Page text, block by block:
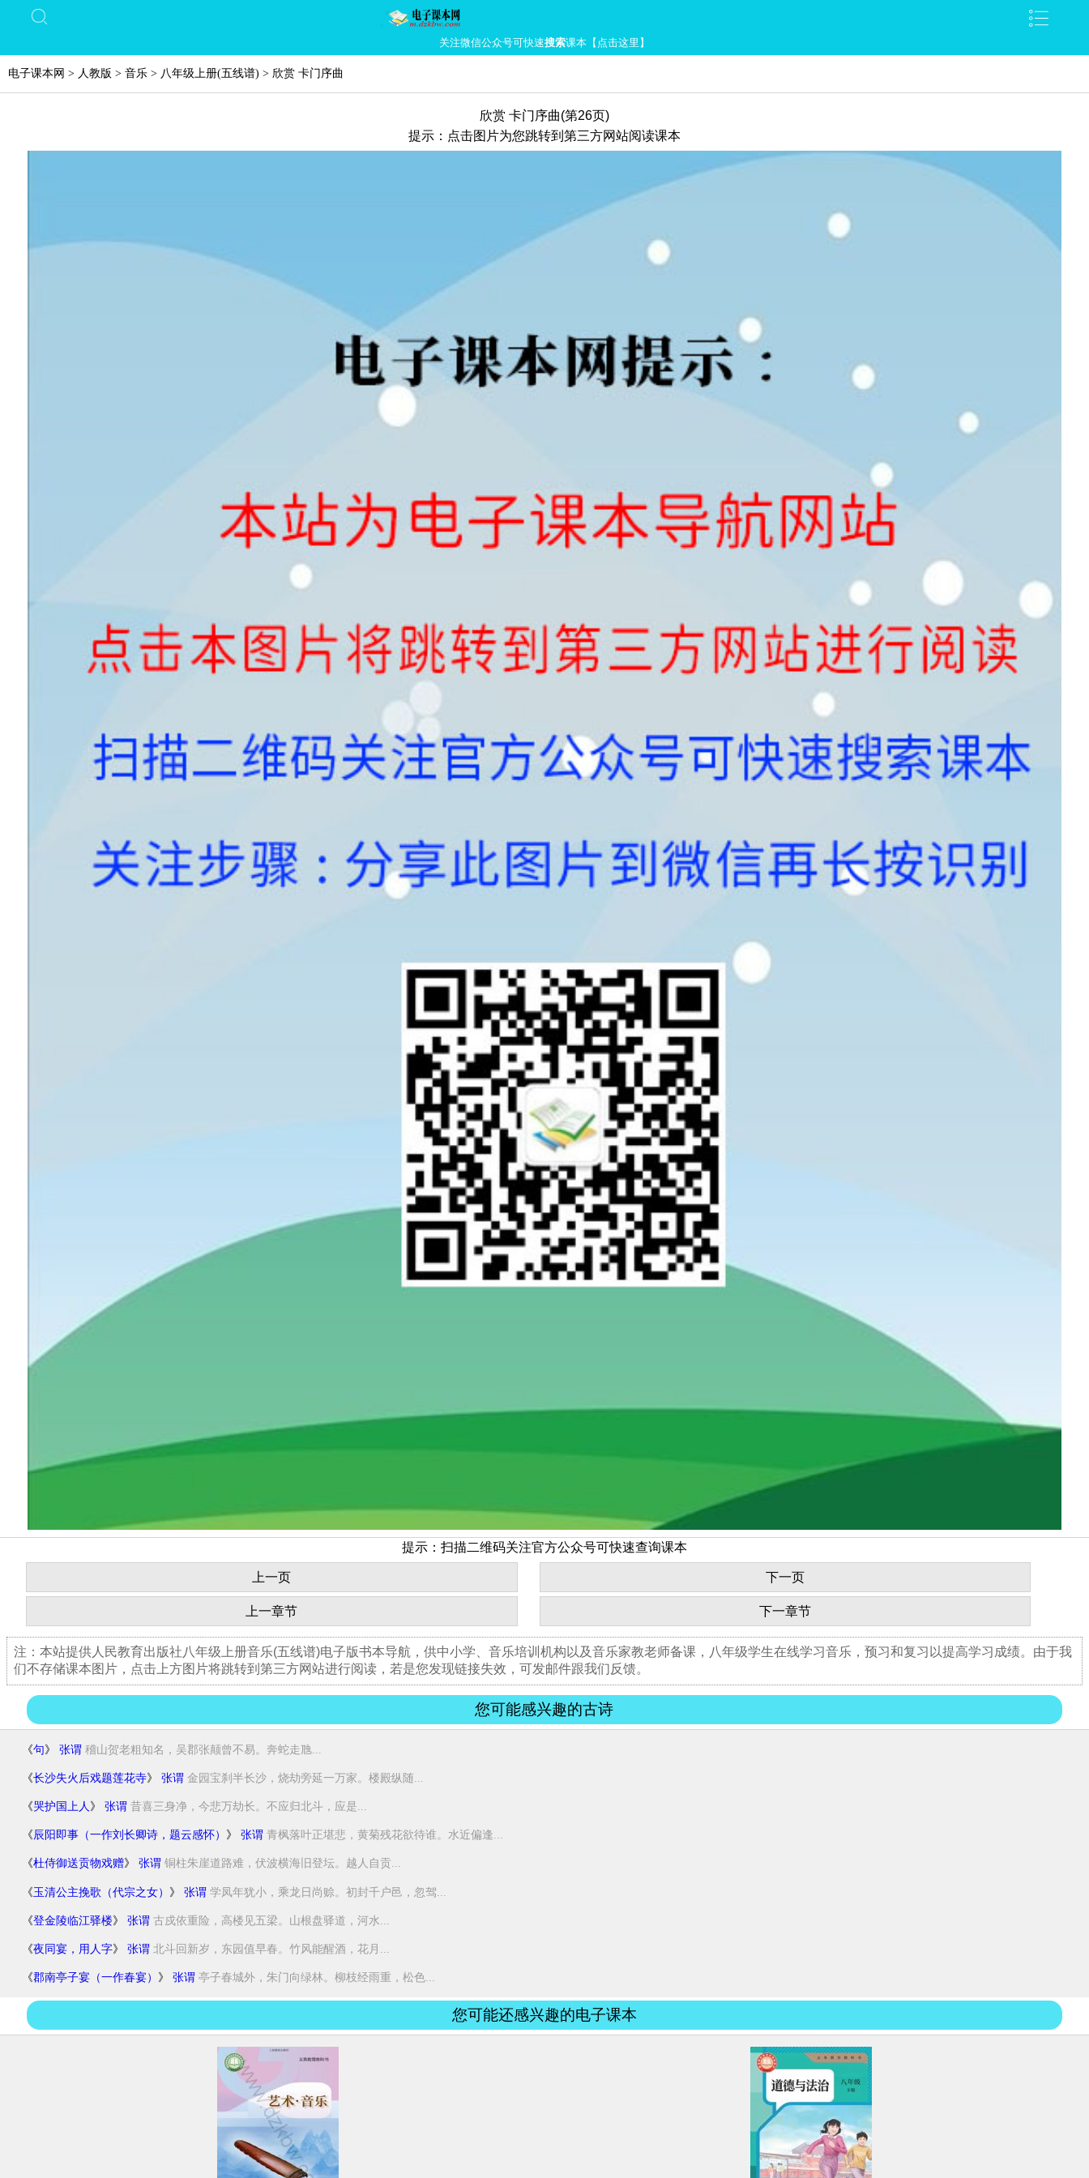
关注微信公众号可快速搜索课本【点击这里】
电子课本网 > 人教版 > 音乐 > 八年级上册(五线谱) > 欣赏 卡门序曲
欣赏 卡门序曲(第26页)
提示：点击图片为您跳转到第三方网站阅读课本
提示：扫描二维码关注官方公众号可快速查询课本
上一页 下一页
上一章节 下一章节
注：本站提供人民教育出版社八年级上册音乐(五线谱)电子版书本导航，供中小学、音乐培训机构以及音乐家教老师备课，八年级学生在线学习音乐，预习和复习以提高学习成绩。由于我
们不存储课本图片，点击上方图片将跳转到第三方网站进行阅读，若是您发现链接失效，可发邮件跟我们反馈。
您可能感兴趣的古诗
《句》 张谓 稽山贺老粗知名，吴郡张颠曾不易。奔蛇走虺...
《长沙失火后戏题莲花寺》 张谓 金园宝刹半长沙，烧劫旁延一万家。楼殿纵随...
《哭护国上人 》 张谓 昔喜三身净，今悲万劫长。不应归北斗，应是...
《辰阳即事（一作刘长卿诗，题云感怀） 》 张谓 青枫落叶正堪悲，黄菊残花欲待谁。水近偏逢...
《杜侍御送贡物戏赠》 张谓 铜柱朱崖道路难，伏波横海旧登坛。越人自贡...
《玉清公主挽歌（代宗之女） 》 张谓 学凤年犹小，乘龙日尚赊。初封千户邑，忽驾...
《登金陵临江驿楼》 张谓 古戍依重险，高楼见五梁。山根盘驿道，河水...
《夜同宴，用人字》 张谓 北斗回新岁，东园值早春。竹风能醒酒，花月...
《郡南亭子宴（一作春宴） 》 张谓 亭子春城外，朱门向绿林。柳枝经雨重，松色...
您可能还感兴趣的电子课本